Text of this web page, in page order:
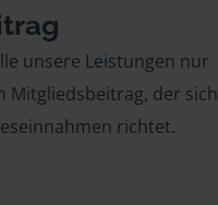
unsere Leistungen nur
Mitgliedsbeitrag, der sich
richtet.